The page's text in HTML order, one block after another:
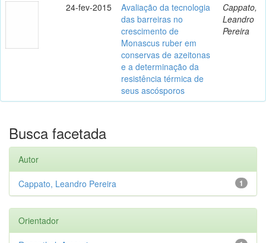
24-fev-2015
Avaliação da tecnologia
das barreiras no
crescimento de
Monascus ruber em
conservas de azeitonas
e a determinação da
resistência térmica de
seus ascósporos
Cappato,
Leandro
Pereira
Busca facetada
Autor
1
Cappato, Leandro Pereira
Orientador